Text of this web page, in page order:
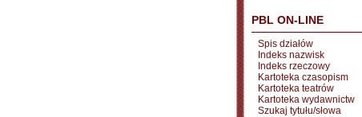
PBL ON-LINE
Spis działów
Indeks nazwisk
Indeks rzeczowy
Kartoteka czasopism
Kartoteka teatrów
Kartoteka wydawnictw
Szukaj tytułu/słowa